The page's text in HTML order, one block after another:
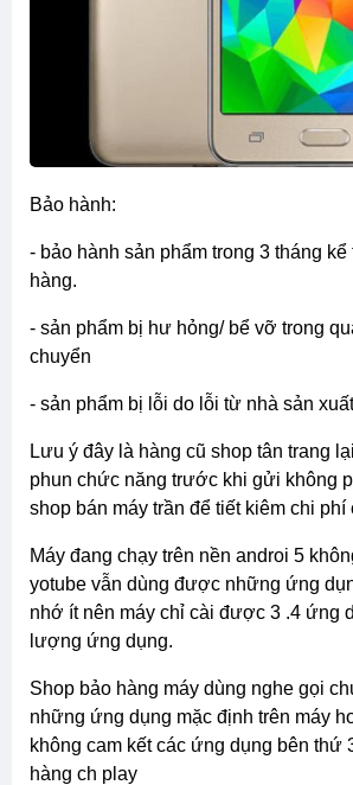
bảo hành:
- bảo hành sản phẩm trong 3 tháng kể từ ngày nhận
hàng.
- sản phẩm bị hư hỏng/ bể vỡ trong quá trình vận
chuyển
- sản phẩm bị lỗi do lỗi từ nhà sản xuất
lưu ý đây là hàng cũ shop tân trang lại và shop test
phun chức năng trước khi gửi không
shop bán máy trần để tiết kiêm chi
máy đang chạy trên nền androi 5 không xem được
yotube vẫn dùng được những ứng
nhớ ít nên máy chỉ cài được 3 .4 ứng
lượng ứng dụng.
shop bảo hàng máy dùng nghe gọi chụp hình hay
những ứng dụng mặc định trên máy
không cam kết các ứng dụng bên thứ
hàng ch play